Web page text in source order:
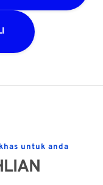
untuk anda